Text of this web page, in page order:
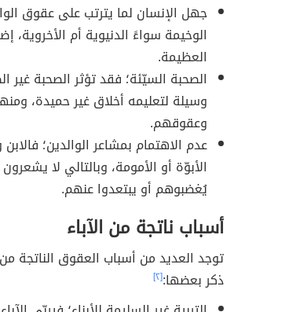
جهل الإنسان لما يترتب على عقوق
الوخيمة سواءً الدنيوية أم الأخروية،
العظيمة.
الصحبة السيّئة؛ فقد تؤثر الصحبة غير
وسيلة لتعليمه أخلاق غير حميدة،
وعقوقهم.
عدم الاهتمام بمشاعر الوالدين؛
الأبوّة أو الأمومة، وبالتالي لا
يُغضبوهم أو يبتعدوا عنهم.
أسباب ناتجة من الآباء
توجد العديد من أسباب العقوق الناتجة
ذكر بعضها:[٢]